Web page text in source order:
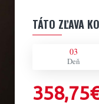
TÁTO ZĽAVA
03
Deň